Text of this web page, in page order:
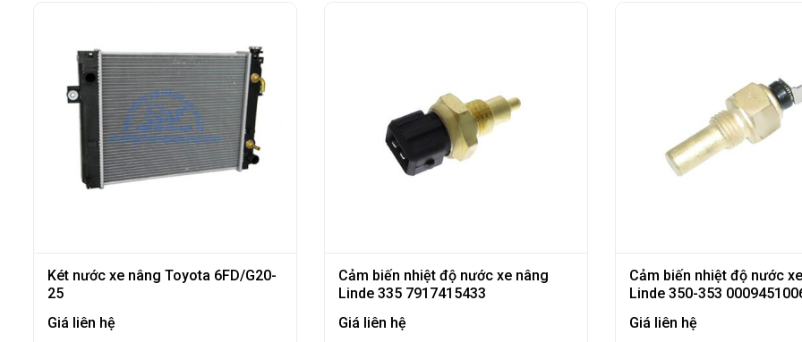
Két nước xe nâng Toyota 6FD/G20-
25
Giá liên hệ
Cảm biến nhiệt độ nước xe nâng
Linde 335 7917415433
Giá liên hệ
Cảm biến nhiệt độ nước
Linde 350-353
Giá liên hệ